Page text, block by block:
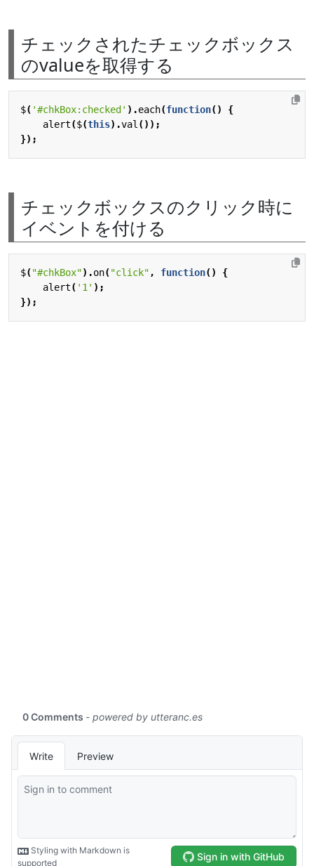
チェックされたチェックボックス
のvalueを取得する
$( '#chkBox:checked' ).each(function()
{
alert($(this).val ());
});
チェックボックスのクリック時に
イベントを付ける
$("#chkBox").on("click" , function()
{
alert( '1' );
});